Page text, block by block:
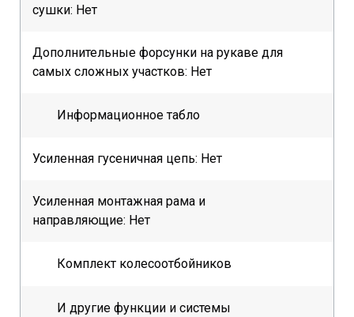
сушки: Нет
Дополнительные форсунки на рукаве для
самых сложных участков: Нет
Информационное табло
Усиленная гусеничная цепь: Нет
Усиленная монтажная рама и
направляющие: Нет
Комплект колесоотбойников
И другие функции и системы